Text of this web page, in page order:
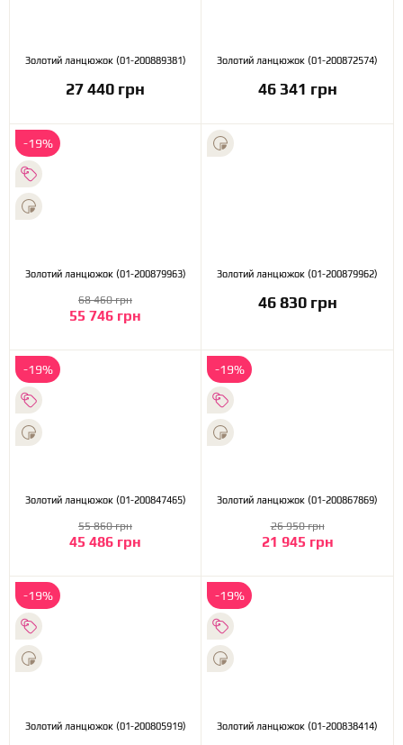
Золотий ланцюжок (01-200889381)
27 440 грн
Золотий ланцюжок (01-200872574)
46 341 грн
-19%
Золотий ланцюжок (01-200879963)
55 746 грн
68 460 грн
Золотий ланцюжок (01-200879962)
46 830 грн
-19%
Золотий ланцюжок (01-200847465)
45 486 грн
55 860 грн
-19%
Золотий ланцюжок (01-200867869)
21 945 грн
26 950 грн
-19%
Золотий ланцюжок (01-200805919)
-19%
Золотий ланцюжок (01-200838414)